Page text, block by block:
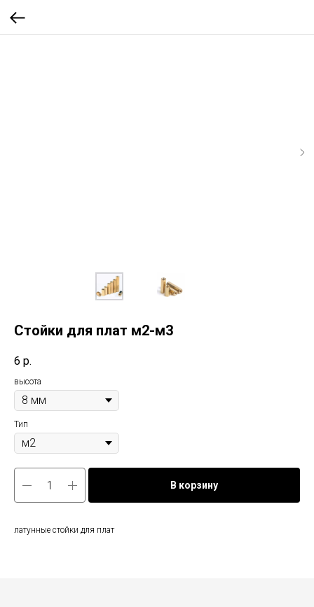
Стойки для плат м2-м3
6 р.
высота
Тип
В корзину
латунные стойки для плат